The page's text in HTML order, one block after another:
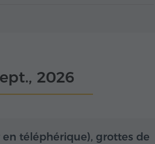
2026
Toute la journée
téléphérique), grottes de